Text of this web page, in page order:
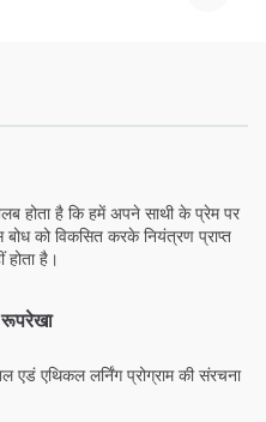
होता है कि हमें अपने साथी के प्रेम पर
बोध को विकसित करके नियंत्रण प्राप्त
होता है।
रूपरेखा
एडं एथिकल लर्निंग प्रोग्राम की संरचना